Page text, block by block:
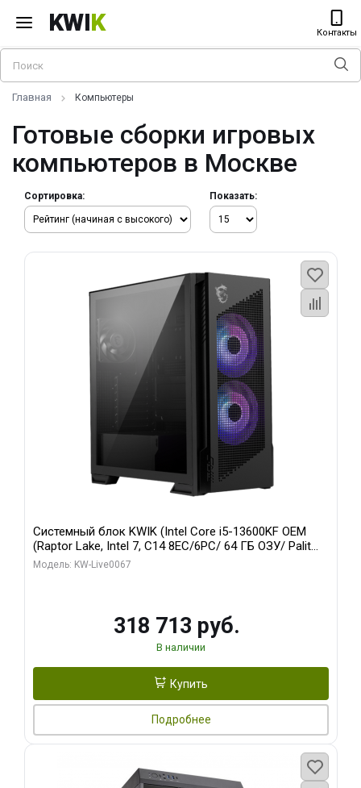
KWIK Контакты
Главная Компьютеры
Готовые сборки игровых
компьютеров в Москве
Сортировка: Показать:
Системный блок KWIK (Intel Core i5-13600KF OEM
(Raptor Lake, Intel 7, C14 8EC/6PC/ 64 ГБ ОЗУ/ Palit
RTX5080 GAMINGPRO OC 16GB GDDR7 256bit 3xDP
Модель: KW-Live0067
318 713 руб.
В наличии
Купить
Подробнее